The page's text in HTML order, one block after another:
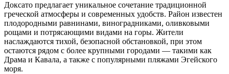
Доксато предлагает уникальное сочетание традиционной
греческой атмосферы и современных удобств. Район известен
плодородными равнинами, виноградниками, оливковыми
рощами и потрясающими видами на горы. Жители
наслаждаются тихой, безопасной обстановкой, при этом
остаются рядом с более крупными городами — такими как
Драма и Кавала, а также с популярными пляжами Эгейского
моря.